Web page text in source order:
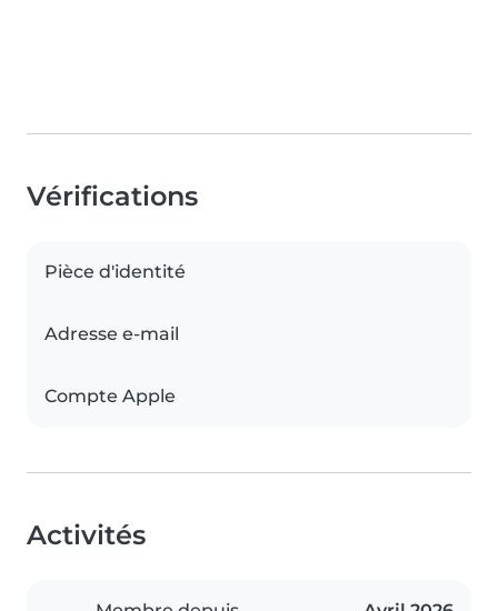
Vérifications
Pièce d'identité
Adresse e-mail
Compte Apple
Activités